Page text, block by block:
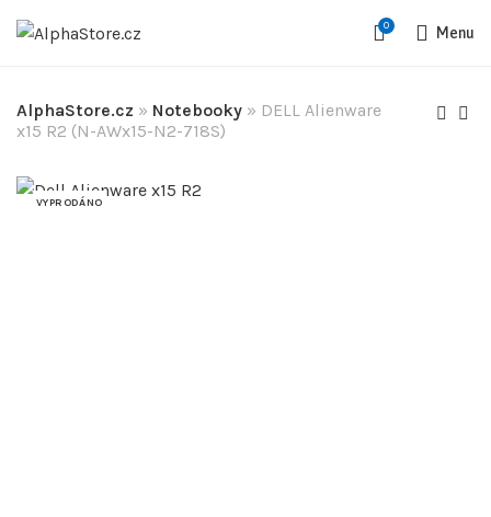
0 Menu
AlphaStore.cz » Notebooky » DELL Alienware
x15 R2 (N-AWx15-N2-718S)
VYPRODÁNO